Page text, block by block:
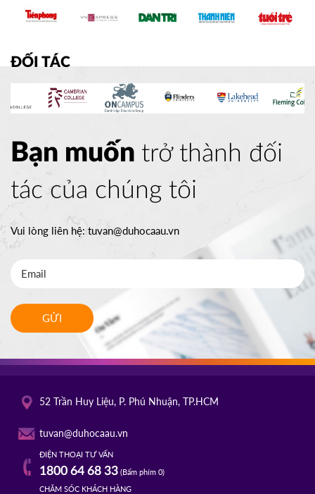
ĐỐI TÁC
Bạn muốn trở thành đối
tác của chúng tôi
Vui lòng liên hệ:tuvan@duhocaau.vn
GỬI
52 Trần Huy Liệu, P. Phú Nhuận, TP.HCM
tuvan@duhocaau.vn
ĐIỆN THOẠI TƯ VẤN
1800 64 68 33(Bấm phím 0)
CHĂM SÓC KHÁCH HÀNG